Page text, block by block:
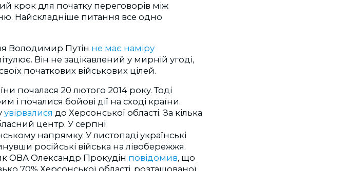
крок для початку переговорів між
Найскладніше питання все одно
Володимир Путін не має наміру
Він не зацікавлений у мирній угоді,
початкових військових цілей.
почалася 20 лютого 2014 року. Тоді
і почалися бойові дії на сході країни.
увірвалися до Херсонської області. За кілька
центр. У серпні
напрямку. У листопаді українські
російські війська на лівобережжя.
ОВА Олександр Прокудін повідомив, що